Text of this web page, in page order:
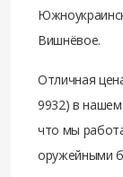
Вишнёвое.
Отличная
9932) в
что мы
оружейными